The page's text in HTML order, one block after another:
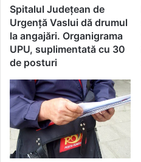
Spitalul Județean de
Urgență Vaslui dă drumul
la angajări. Organigrama
UPU, suplimentată cu 30
de posturi